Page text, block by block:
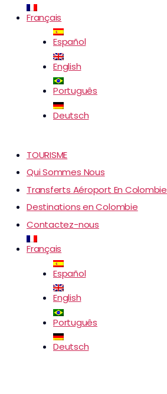
Français
Español
English
Português
Deutsch
TOURISME
Qui Sommes Nous
Transferts Aéroport En Colombie
Destinations en Colombie
Contactez-nous
Français
Español
English
Português
Deutsch